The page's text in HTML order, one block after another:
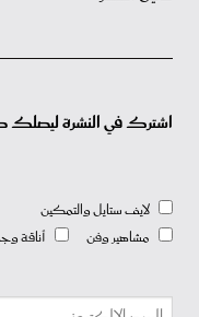
اشترك في النشرة
لايف ستايل والتمكين
مشاهير وفن
أناقة